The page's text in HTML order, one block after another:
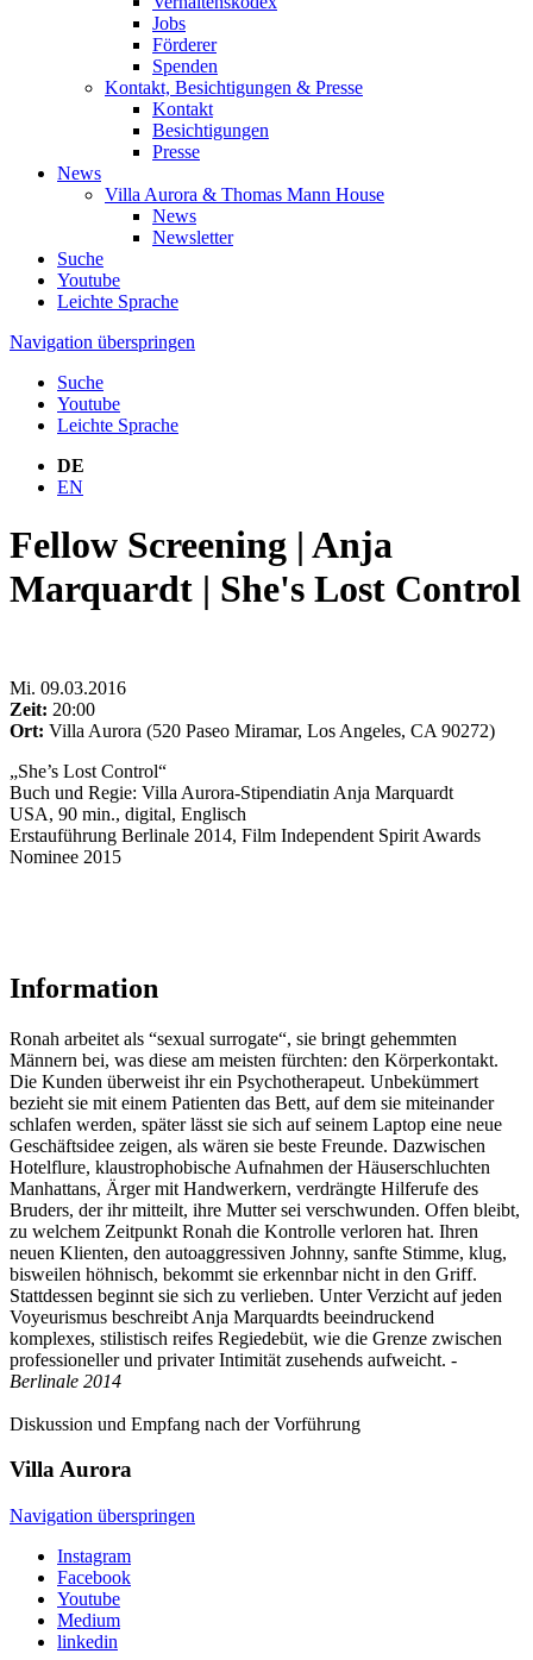
Jobs
Förderer
Spenden
Kontakt, Besichtigungen & Presse
Kontakt
Besichtigungen
Presse
News
Villa Aurora & Thomas Mann House
News
Newsletter
Suche
Youtube
Leichte Sprache
Navigation überspringen
Suche
Youtube
Leichte Sprache
DE
EN
Fellow Screening | Anja
Marquardt | She's Lost Control
Mi. 09.03.2016
Zeit: 20:00
Ort: Villa Aurora (520 Paseo Miramar, Los Angeles, CA 90272)
„She’s Lost Control“
Buch und Regie: Villa Aurora-Stipendiatin Anja Marquardt
USA, 90 min., digital, Englisch
Erstauführung Berlinale 2014, Film Independent Spirit Awards
Nominee 2015
Information
Ronah arbeitet als “sexual surrogate“, sie bringt gehemmten
Männern bei, was diese am meisten fürchten: den Körperkontakt.
Die Kunden überweist ihr ein Psychotherapeut. Unbekümmert
bezieht sie mit einem Patienten das Bett, auf dem sie miteinander
schlafen werden, später lässt sie sich auf seinem Laptop eine neue
Geschäftsidee zeigen, als wären sie beste Freunde. Dazwischen
Hotelflure, klaustrophobische Aufnahmen der Häuserschluchten
Manhattans, Ärger mit Handwerkern, verdrängte Hilferufe des
Bruders, der ihr mitteilt, ihre Mutter sei verschwunden. Offen bleibt,
zu welchem Zeitpunkt Ronah die Kontrolle verloren hat. Ihren
neuen Klienten, den autoaggressiven Johnny, sanfte Stimme, klug,
bisweilen höhnisch, bekommt sie erkennbar nicht in den Griff.
Stattdessen beginnt sie sich zu verlieben. Unter Verzicht auf jeden
Voyeurismus beschreibt Anja Marquardts beeindruckend
komplexes, stilistisch reifes Regiedebüt, wie die Grenze zwischen
professioneller und privater Intimität zusehends aufweicht. -
Berlinale 2014
Diskussion und Empfang nach der Vorführung
VillaAurora
Navigation überspringen
Instagram
Facebook
Youtube
Medium
linkedin